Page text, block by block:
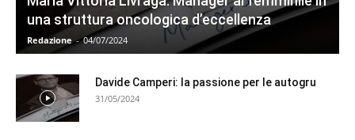
una struttura oncologica d’eccellenza
Redazione - 04/07/2024
Davide Camperi: la passione per le autogru
31/05/2024